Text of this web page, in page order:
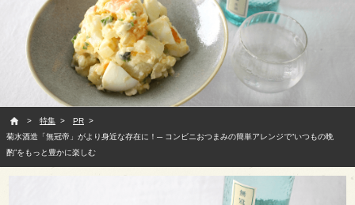
特集
PR
菊水酒造「無冠帝」がより身近な存在に！─ コンビニおつまみの簡単アレンジで“いつもの晩
酌”をもっと豊かに楽しむ